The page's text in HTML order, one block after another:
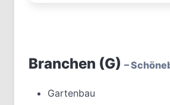
Branchen (G) –
Gartenbau